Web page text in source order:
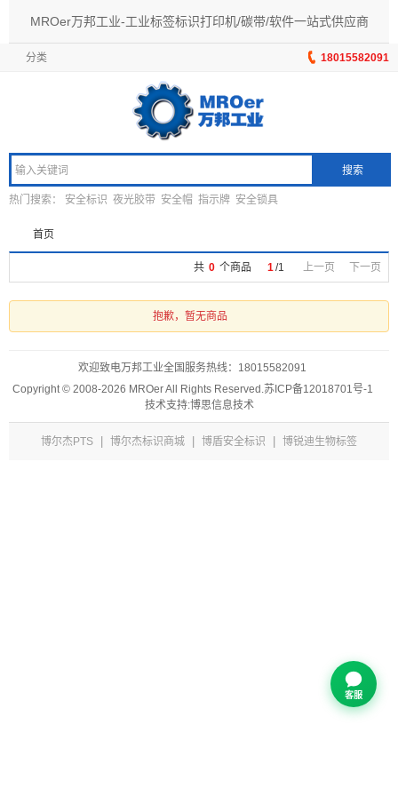
MROer万邦工业-工业标签标识打印机/碳带/软件一站式供应商
18015582091
分类
搜索
热门搜索： 安全标识 夜光胶带 安全帽 指示牌 安全锁具
首页
共 0 个商品 1 /1 上一页 下一页
抱歉，暂无商品
欢迎致电万邦工业全国服务热线： 18015582091
Copyright © 2008-2026 MROer All Rights Reserved. 苏ICP备12018701号-1
技术支持:博思信息技术
博尔杰PTS | 博尔杰标识商城 | 博盾安全标识 | 博锐迪生物标签
客服